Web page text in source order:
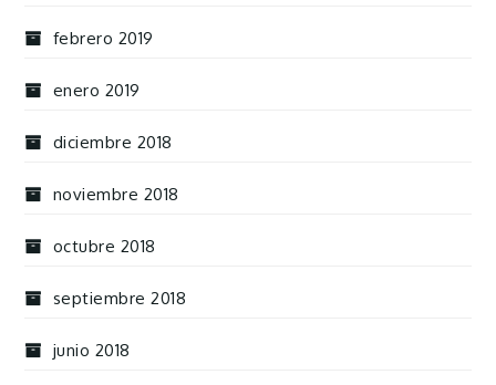
febrero 2019
enero 2019
diciembre 2018
noviembre 2018
octubre 2018
septiembre 2018
junio 2018